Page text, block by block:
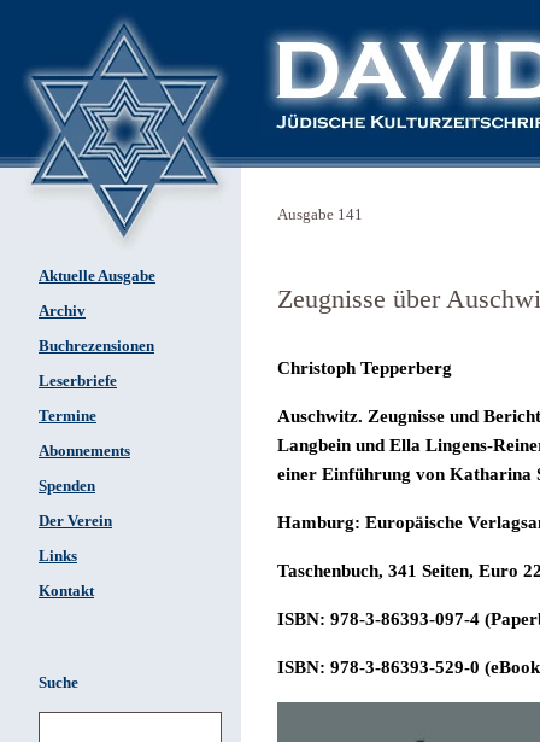
Aktuelle Ausgabe
Archiv
Buchrezensionen
Leserbriefe
Termine
Abonnements
Spenden
Der Verein
Links
Kontakt
Suche
Ausgabe 141
Zeugnisse über
Christoph Tepperberg
Auschwitz. Zeugnisse und
Langbein und Ella Lingens-
einer Einführung von Katharina
Hamburg: Europäische
Taschenbuch, 341 Seiten, Euro
ISBN: 978-3-86393-097-4
ISBN: 978-3-86393-529-0